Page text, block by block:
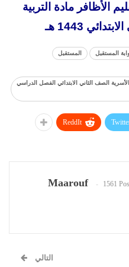
الأظافر مادة التربية
1443 هـ
المستقبل المستقبل
الصف الثاني الابتدائي الفصل الدراسي
ReddIt
Maarouf 1561
التالي